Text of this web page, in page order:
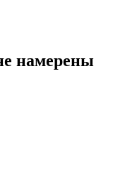
намерены